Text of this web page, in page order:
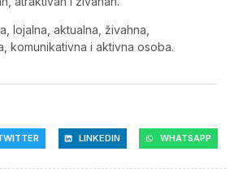
lojalna, aktualna, živahna,
komunikativna i aktivna osoba.
LINKEDIN WHATSAPP